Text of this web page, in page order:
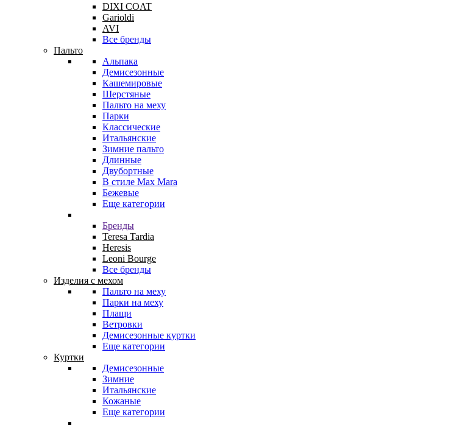
DIXI COAT
Garioldi
AVI
Все бренды
Пальто
Альпака
Демисезонные
Кашемировые
Шерстяные
Пальто на меху
Парки
Классические
Итальянские
Зимние пальто
Длинные
Двубортные
В стиле Max Mara
Бежевые
Еще категории
Бренды
Teresa Tardia
Heresis
Leoni Bourge
Все бренды
Изделия с мехом
Пальто на меху
Парки на меху
Плащи
Ветровки
Демисезонные куртки
Еще категории
Куртки
Демисезонные
Зимние
Итальянские
Кожаные
Еще категории